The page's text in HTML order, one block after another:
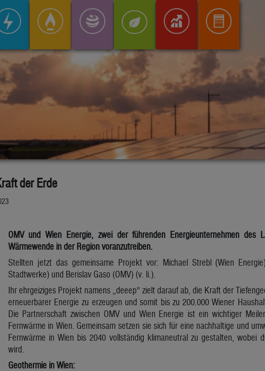
der Erde
OMV und Wien Energie, zwei der führenden Energieunternehmen
Wärmewende in der Region voranzutreiben.
Stellten jetzt das gemeinsame Projekt vor: Michael Strebl (Wien
Stadtwerke) und Berislav Gaso (OMV) (v. li.).
Ihr ehrgeiziges Projekt namens „deeep“ zielt darauf ab, die Kraft der
erneuerbarer Energie zu erzeugen und somit bis zu 200.000 Wiener
Die Partnerschaft zwischen OMV und Wien Energie ist ein wichtiger
Fernwärme in Wien. Gemeinsam setzen sie sich für eine nachhaltige und
Fernwärme in Wien bis 2040 vollständig klimaneutral zu gestalten, wobei
wird.
Geothermie in Wien: